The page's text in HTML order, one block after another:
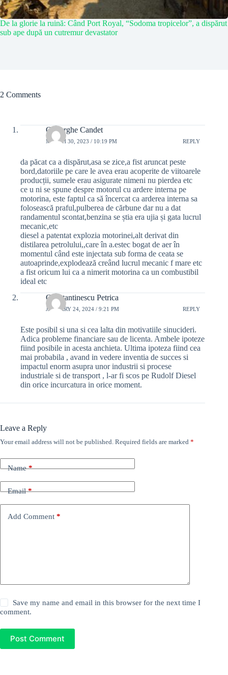
De la glorie la ruină: Când Port Royal, “Sodoma tropicelor”, a dispărut
sub ape după un cutremur devastator
2 Comments
Gheorghe Candet
MARCH 30, 2023 / 10:19 PM REPLY
da păcat ca a dispărut,asa se zice,a fist aruncat peste
bord,datoriile pe care le avea erau acoperite de viitoarele
producții, sumele erau asigurate nimeni nu pierdea etc
ce u ni se spune despre motorul cu ardere interna pe
motorina, este faptul ca să încercat ca arderea interna sa
folosească praful,pulberea de cărbune dar nu a dat
randamentul scontat,benzina se știa era ujia și gata lucrul
mecanic,etc
diesel a patentat explozia motorinei,alt derivat din
distilarea petrolului,,care în a.estec bogat de aer în
momentul când este injectata sub forma de ceata se
autoaprinde,explodează creând lucrul mecanic f mare etc
a fist oricum lui ca a nimerit motorina ca un combustibil
ideal etc
Constantinescu Petrica
JANUARY 24, 2024 / 9:21 PM REPLY
Este posibil si una si cea lalta din motivatiile sinucideri.
Adica probleme financiare sau de licenta. Ambele ipoteze
fiind posibile in acesta anchieta. Ultima ipoteza fiind cea
mai probabila , avand in vedere inventia de succes si
impactul enorm asupra unor industrii si procese
industriale si de transport , l-ar fi scos pe Rudolf Diesel
din orice incurcatura in orice moment.
Leave a Reply
Your email address will not be published. Required fields are marked *
Name*
Email*
Add Comment *
Save my name and email in this browser for the next time I
comment.
Post Comment